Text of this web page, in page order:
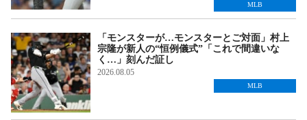
MLB
「モンスターが…モンスターとご対面」村上
宗隆が新人の“恒例儀式”「これで間違いな
く…」刻んだ証し
2026.08.05
MLB